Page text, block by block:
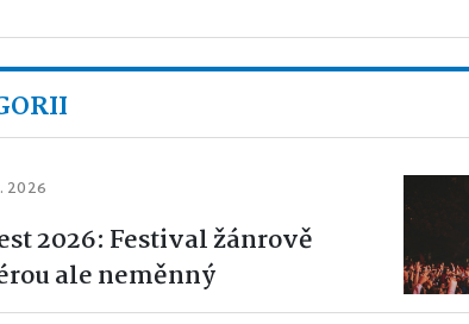
2026
2026: Festival žánrově
ale neměnný